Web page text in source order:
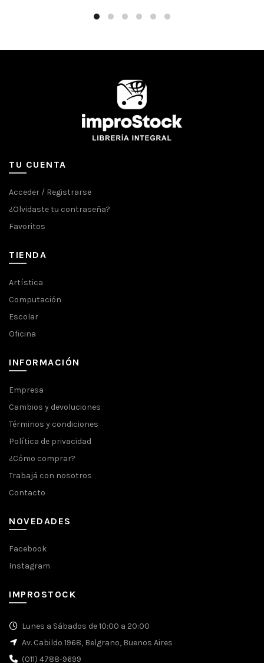
TU CUENTA
Acceder / Registrarse
¿Olvidaste tu contraseña?
Favoritos
TIENDA
Artística
Computación
Escolar
Oficina
INFORMACIÓN
Empresa
Cambios y devoluciones
Términos y condiciones
Política de privacidad
¿Cómo comprar?
Trabajá con nosotros
Contacto
NOVEDADES
Facebook
Instagram
IMPROSTOCK
Lunes a Sábados de 10:00 a 20:00
Av. Cabildo 1968, Belgrano, Buenos Aires
(011) 4788-9699